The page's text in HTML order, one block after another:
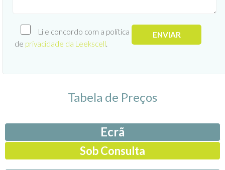
Li e concordo com a política
de privacidade da Leekscell.
Tabela de Preços
Ecrã
Sob Consulta